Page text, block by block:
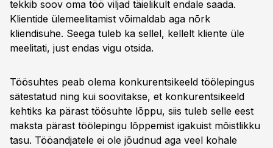
tekkib soov oma töö viljad täielikult endale saada.
Klientide ülemeelitamist võimaldab aga nõrk
kliendisuhe. Seega tuleb ka sellel, kellelt kliente üle
meelitati, just endas vigu otsida.
Töösuhtes peab olema konkurentsikeeld töölepingus
sätestatud ning kui soovitakse, et konkurentsikeeld
kehtiks ka pärast töösuhte lõppu, siis tuleb selle eest
maksta pärast töölepingu lõppemist igakuist mõistlikku
tasu. Tööandjatele ei ole jõudnud aga veel kohale